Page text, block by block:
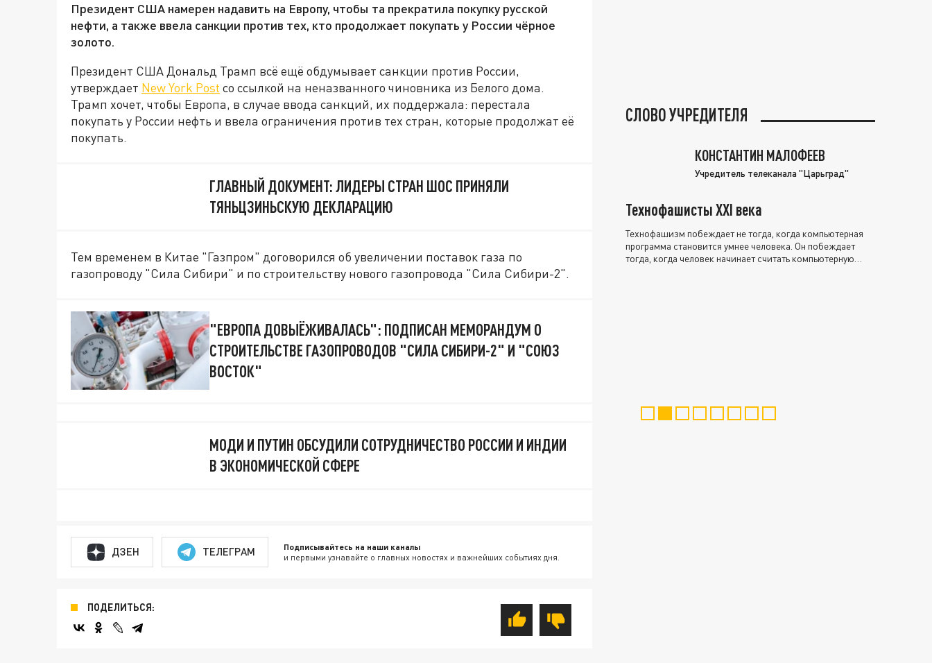
Президент США намерен надавить на Европу, чтобы та прекратила покупку русской
нефти, а также ввела санкции против тех, кто продолжает покупать у России чёрное
золото.
Президент США Дональд Трамп всё ещё обдумывает санкции против России,
утверждает New York Post со ссылкой на неназванного чиновника из Белого дома.
Трамп хочет, чтобы Европа, в случае ввода санкций, их поддержала: перестала
покупать у России нефть и ввела ограничения против тех стран, которые продолжат её
покупать.
ГЛАВНЫЙ ДОКУМЕНТ: ЛИДЕРЫ СТРАН ШОС ПРИНЯЛИ
ТЯНЬЦЗИНЬСКУЮ ДЕКЛАРАЦИЮ
Тем временем в Китае "Газпром" договорился об увеличении поставок газа по
газопроводу "Сила Сибири" и по строительству нового газопровода "Сила Сибири-2".
"ЕВРОПА ДОВЫЁЖИВАЛАСЬ": ПОДПИСАН МЕМОРАНДУМ О
СТРОИТЕЛЬСТВЕ ГАЗОПРОВОДОВ "СИЛА СИБИРИ-2" И "СОЮЗ
ВОСТОК"
МОДИ И ПУТИН ОБСУДИЛИ СОТРУДНИЧЕСТВО РОССИИ И ИНДИИ
В ЭКОНОМИЧЕСКОЙ СФЕРЕ
ДЗЕН ТЕЛЕГРАМ Подписывайтесь на наши каналы
и первыми узнавайте о главных новостях и важнейших событиях дня.
ПОДЕЛИТЬСЯ:
СЛОВО УЧРЕДИТЕЛЯ
КОНСТАНТИН МАЛОФЕЕВ
Учредитель телеканала "Царьград"
Технофашисты XXI века
Технофашизм побеждает не тогда, когда компьютерная
программа становится умнее человека. Он побеждает
тогда, когда человек начинает считать компьютерную